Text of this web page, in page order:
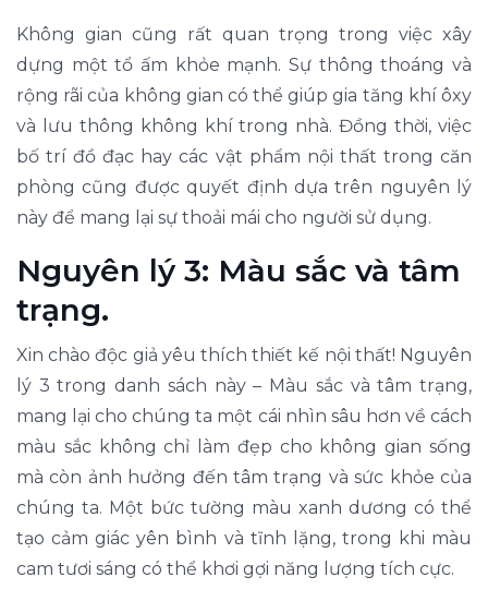
Không gian cũng rất quan trọng trong việc xây
dựng một tổ ấm khỏe mạnh. Sự thông thoáng và
rộng rãi của không gian có thể giúp gia tăng khí ôxy
và lưu thông không khí trong nhà. Đồng thời, việc
bố trí đồ đạc hay các vật phẩm nội thất trong căn
phòng cũng được quyết định dựa trên nguyên lý
này để mang lại sự thoải mái cho người sử dụng.
Nguyên lý 3: Màu sắc và tâm
trạng.
Xin chào độc giả yêu thích thiết kế nội thất! Nguyên
lý 3 trong danh sách này – Màu sắc và tâm trạng,
mang lại cho chúng ta một cái nhìn sâu hơn về cách
màu sắc không chỉ làm đẹp cho không gian sống
mà còn ảnh hưởng đến tâm trạng và sức khỏe của
chúng ta. Một bức tường màu xanh dương có thể
tạo cảm giác yên bình và tĩnh lặng, trong khi màu
cam tươi sáng có thể khơi gợi năng lượng tích cực.